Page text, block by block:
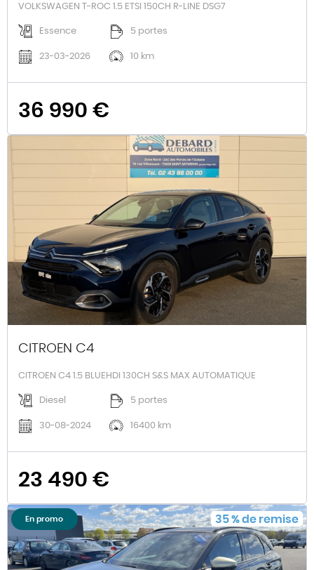
VOLKSWAGEN T-ROC 1.5 ETSI 150CH R-LINE DSG7
Essence 5 portes
23-03-2026 10 km
36 990 €
CITROEN C4
CITROEN C4 1.5 BLUEHDI 130CH S&S MAX AUTOMATIQUE
Diesel 5 portes
30-08-2024 16400 km
23 490 €
En promo 35%de remise